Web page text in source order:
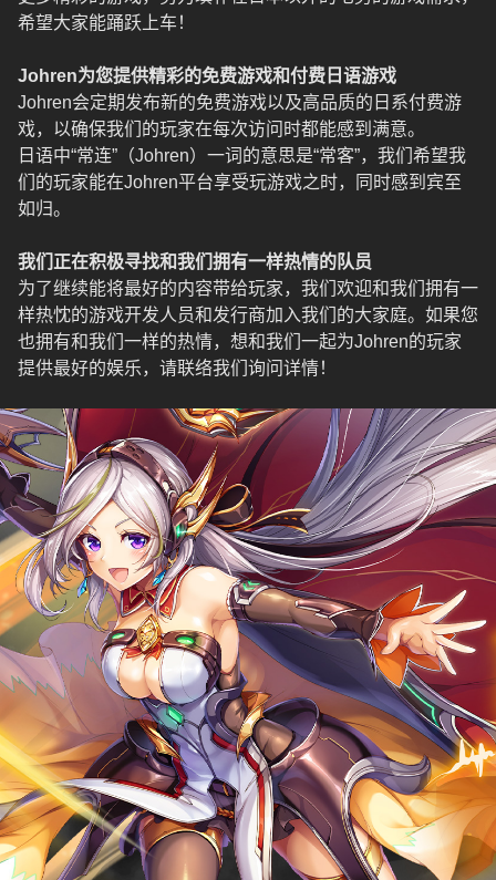
希望大家能踊跃上车！
Johren为您提供精彩的免费游戏和付费日语游戏
Johren会定期发布新的免费游戏以及高品质的日系付费游
戏，以确保我们的玩家在每次访问时都能感到满意。
日语中“常连”（Johren）一词的意思是“常客”，我们希望我
们的玩家能在Johren平台享受玩游戏之时，同时感到宾至
如归。
我们正在积极寻找和我们拥有一样热情的队员
为了继续能将最好的内容带给玩家，我们欢迎和我们拥有一
样热忱的游戏开发人员和发行商加入我们的大家庭。如果您
也拥有和我们一样的热情，想和我们一起为Johren的玩家
提供最好的娱乐，请联络我们询问详情！